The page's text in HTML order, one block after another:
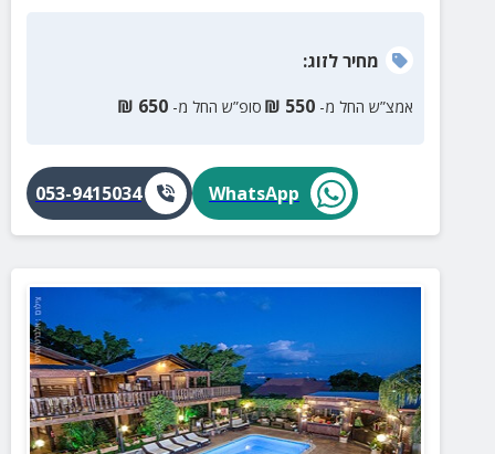
מחירלזוג:
אמצ”ש החל מ- 550
₪ סופ”ש החל מ- 650
₪
WhatsApp
053-9415034